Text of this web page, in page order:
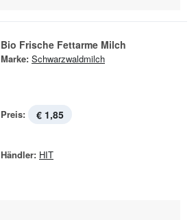
Bio Frische Fettarme Milch
Marke: Schwarzwaldmilch
Preis: € 1,85
Händler: HIT